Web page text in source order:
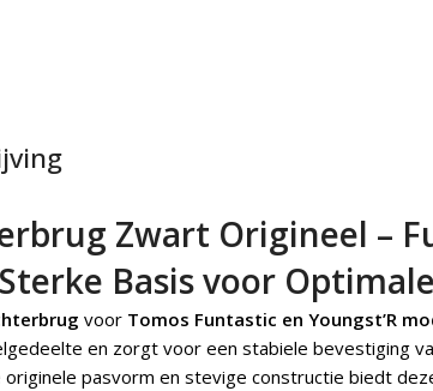
Zwart Origineel –
Sterke Basis voor
voor Tomos Funtastic en Youngst’R
en zorgt voor een stabiele bevestiging
originele pasvorm en stevige constructie biedt